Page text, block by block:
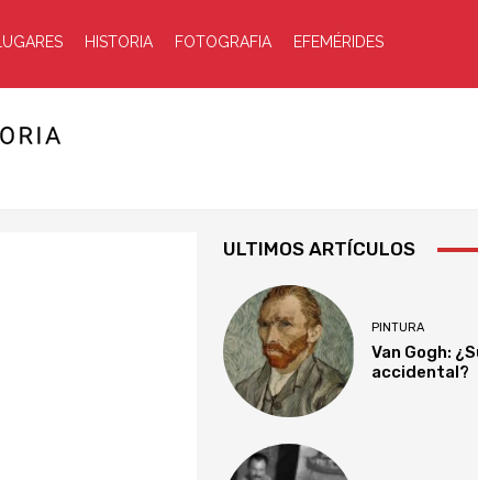
LUGARES HISTORIA FOTOGRAFIA EFEMÉRIDES
ULTIMOS ARTÍCULOS
PINTURA
Van Gogh:
accidental?